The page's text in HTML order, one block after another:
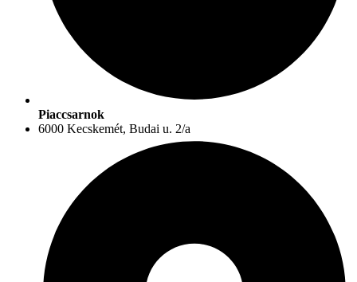
Piaccsarnok
6000 Kecskemét, Budai u. 2/a